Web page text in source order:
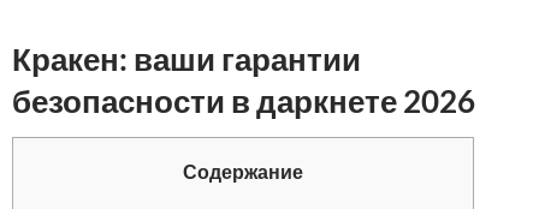
Кракен: ваши гарантии
безопасности в даркнете 2026
Содержание